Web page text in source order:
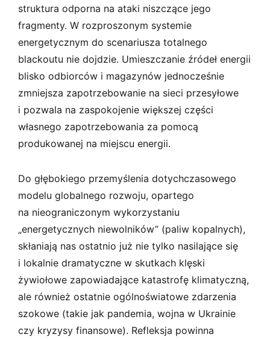
struktura odporna na ataki niszczące jego
fragmenty. W rozproszonym systemie
energetycznym do scenariusza totalnego
blackoutu nie dojdzie. Umieszczanie źródeł energii
blisko odbiorców i magazynów jednocześnie
zmniejsza zapotrzebowanie na sieci przesyłowe
i pozwala na zaspokojenie większej części
własnego zapotrzebowania za pomocą
produkowanej na miejscu energii.
Do głębokiego przemyślenia dotychczasowego
modelu globalnego rozwoju, opartego
na nieograniczonym wykorzystaniu
„energetycznych niewolników” (paliw kopalnych),
skłaniają nas ostatnio już nie tylko nasilające się
i lokalnie dramatyczne w skutkach klęski
żywiołowe zapowiadające katastrofę klimatyczną,
ale również ostatnie ogólnoświatowe zdarzenia
szokowe (takie jak pandemia, wojna w Ukrainie
czy kryzysy finansowe). Refleksja powinna